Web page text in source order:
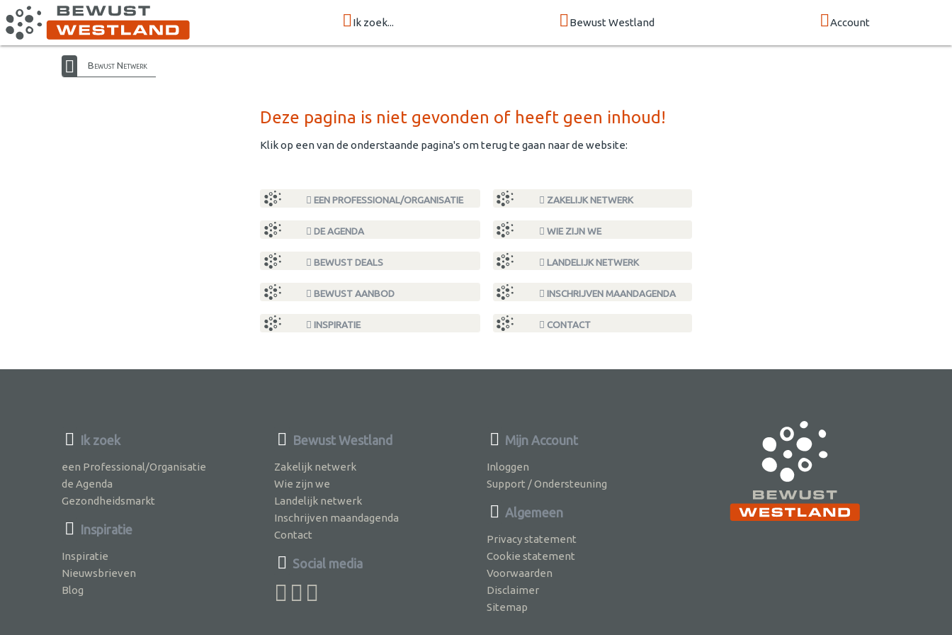
Ik zoek... Bewust Westland Account
Bewust Netwerk
Deze pagina is niet gevonden of heeft geen inhoud!
Klik op een van de onderstaande pagina's om terug te gaan naar de website:
EEN PROFESSIONAL/ORGANISATIE
DE AGENDA
BEWUST DEALS
BEWUST AANBOD
INSPIRATIE
ZAKELIJK NETWERK
WIE ZIJN WE
LANDELIJK NETWERK
INSCHRIJVEN MAANDAGENDA
CONTACT
Ik zoek
een Professional/Organisatie
de Agenda
Gezondheidsmarkt
Inspiratie
Inspiratie
Nieuwsbrieven
Blog
Bewust Westland
Zakelijk netwerk
Wie zijn we
Landelijk netwerk
Inschrijven maandagenda
Contact
Social media
Mijn Account
Inloggen
Support / Ondersteuning
Algemeen
Privacy statement
Cookie statement
Voorwaarden
Disclaimer
Sitemap